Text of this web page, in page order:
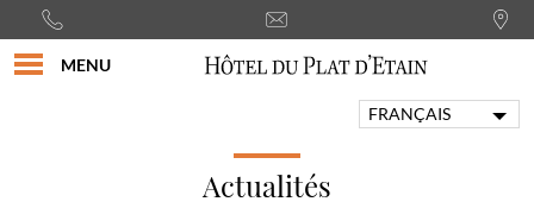
MENU
FRANÇAIS
Actualités